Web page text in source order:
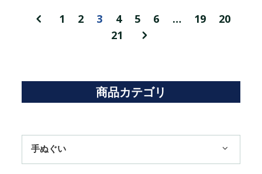
1 2 3 4 5 6 … 19
20
21
商品カテゴリ
手ぬぐい